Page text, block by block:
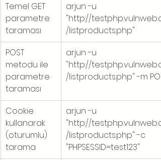
Temel GET
parametre
taraması
arjun -u
"http://
/listproducts.php"
POST
metodu ile
parametre
taraması
arjun -u
"http://
/listproducts.php" -m
Cookie
kullanarak
(oturumlu)
tarama
arjun -u
"http://
/listproducts.php" -c
"PHPSESSID=test123"